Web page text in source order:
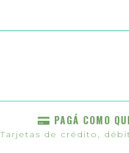
PAGÁ COMO
Tarjetas de crédito,